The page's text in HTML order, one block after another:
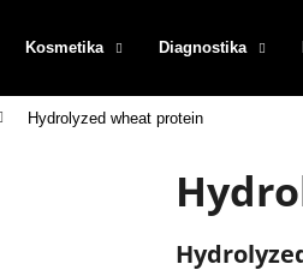
Kosmetika Diagnostika
Hydrolyzed wheat protein